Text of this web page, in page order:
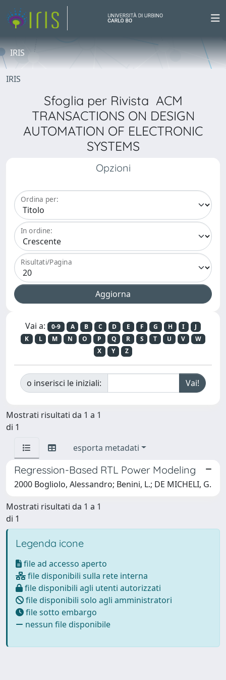
IRIS
IRIS
Sfoglia per Rivista ACM
TRANSACTIONS ON DESIGN
AUTOMATION OF ELECTRONIC
SYSTEMS
Opzioni
Ordina per:
In ordine:
Risultati/Pagina
Vai a: 0-9 A B C D E F G H I
J
K
L M N O P Q R S T U V
W
X
Y Z
o inserisci le iniziali:
Mostrati risultati da 1 a 1
di 1
esporta metadati
Regression-Based RTL Power Modeling
2000 Bogliolo, Alessandro; Benini, L.; DE MICHELI, G.
Mostrati risultati da 1 a 1
di 1
Legenda icone
file ad accesso aperto
file disponibili sulla rete interna
file disponibili agli utenti autorizzati
file disponibili solo agli amministratori
file sotto embargo
nessun file disponibile